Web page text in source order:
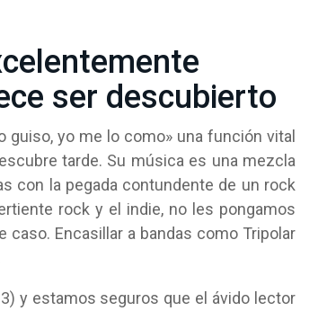
ser descubierto
guiso, yo me lo como» una función vital
tarde. Su música es una mezcla
con la pegada contundente de un rock
rock y el indie, no les pongamos
Encasillar a bandas como Tripolar
y estamos seguros que el ávido lector